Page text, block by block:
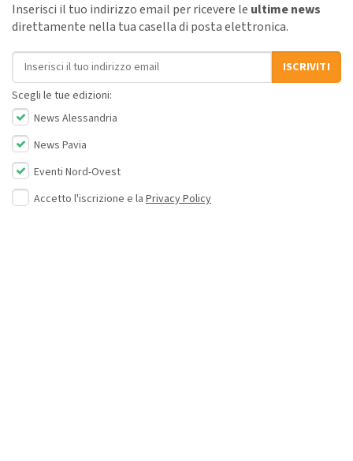
Inserisci il tuo indirizzo email per ricevere le ultime news
direttamente nella tua casella di posta elettronica.
Indirizzo email
ISCRIVITI
Scegli le tue edizioni:
News Alessandria
News Pavia
Eventi Nord-Ovest
Accetto l'iscrizione e la Privacy Policy